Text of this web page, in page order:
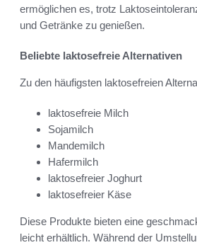
ermöglichen es, trotz
und Getränke zu genießen.
Beliebte laktosefreie Alternativen
Zu den häufigsten laktosefreien
laktosefreie Milch
Sojamilch
Mandemilch
Hafermilch
laktosefreier Joghurt
laktosefreier Käse
Diese Produkte bieten eine
leicht erhältlich. Während der